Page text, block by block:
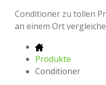
Conditioner zu tollen
an einem Ort
Produkte
Conditioner